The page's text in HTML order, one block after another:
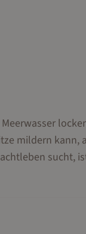
mildern kann,
sucht,